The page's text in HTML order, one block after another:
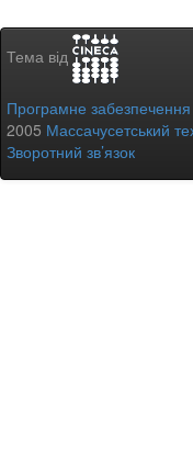
Тема від
Програмне
2005 Массачусетський
Зворотний зв’язок